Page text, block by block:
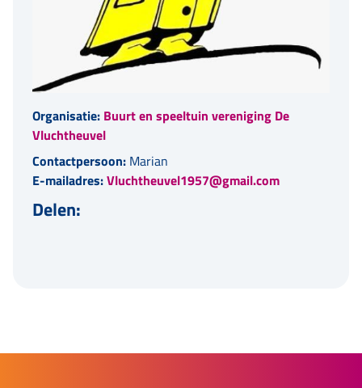
Organisatie: Buurt en speeltuin vereniging De
Vluchtheuvel
Contactpersoon: Marian
E-mailadres:Vluchtheuvel1957@gmail.com
Delen: